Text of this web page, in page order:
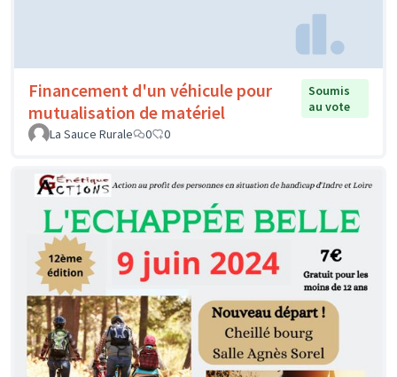
Financement d'un véhicule pour
mutualisation de matériel
Soumis
au vote
La Sauce Rurale
0 0